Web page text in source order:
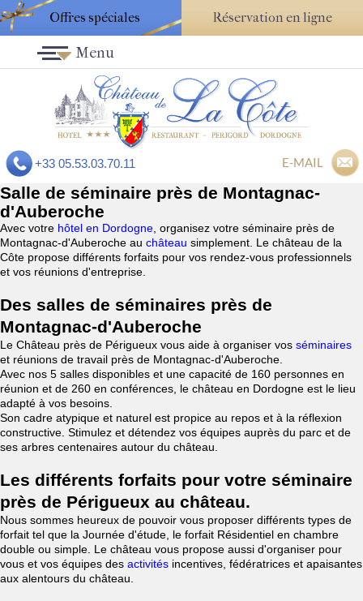
Offres spéciales Réservation en ligne
+33 05.53.03.70.11 E-MAIL
Menu
Salle de séminaire près de Montagnac-
d'Auberoche
Avec votre hôtel en Dordogne , organisez votre séminaire près de
Montagnac-d'Auberoche au château simplement. Le château de la
Côte propose différents forfaits pour vos rendez-vous professionnels
et vos réunions d'entreprise.
Des salles de séminaires près de
Montagnac-d'Auberoche
Le Château près de Périgueux vous aide à organiser vos séminaires
et réunions de travail près de Montagnac-d'Auberoche.
Avec nos 5 salles disponibles et une capacité de 160 personnes en
réunion et de 260 en conférences, le château en Dordogne est le lieu
adapté à vos besoins.
Son cadre atypique et naturel est propice au repos et à la réflexion
constructive. Stimulez et détendez vos équipes auprès du parc et de
ses arbres centenaires autour du château.
Les différents forfaits pour votre séminaire
près de Périgueux au château.
Nous sommes heureux de pouvoir vous proposer différents types de
forfait tel que la Journée d'étude, le forfait Résidentiel en chambre
double ou simple. Le château vous propose aussi d'organiser pour
vous et vos équipes des activités incentives, fédératrices et apaisantes
aux alentours du château.